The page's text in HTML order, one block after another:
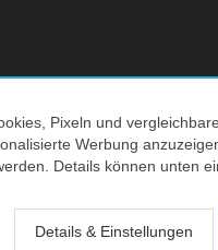
Pixeln und
Werbung
Details können unten
Details & Einstellungen